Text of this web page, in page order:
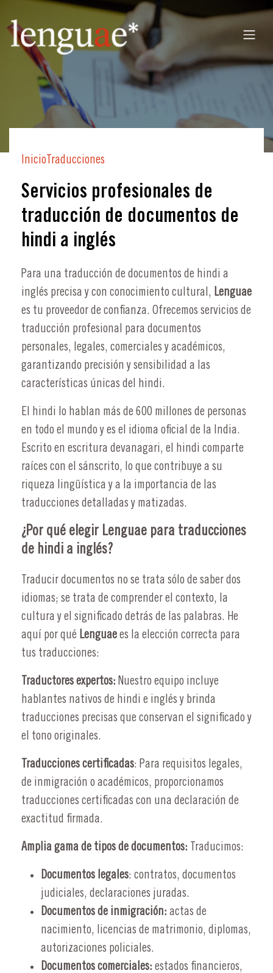
Inicio Traducciones
Servicios profesionales de
traducción de documentos de
hindi a inglés
Para una traducción de documentos de hindi a
inglés precisa y con conocimiento cultural, Lenguae
es tu proveedor de confianza. Ofrecemos servicios de
traducción profesional para documentos
personales, legales, comerciales y académicos,
garantizando precisión y sensibilidad a las
características únicas del hindi.
El hindi lo hablan más de 600 millones de personas
en todo el mundo y es el idioma oficial de la India.
Escrito en escritura devanagari, el hindi comparte
raíces con el sánscrito, lo que contribuye a su
riqueza lingüística y a la importancia de las
traducciones detalladas y matizadas.
¿Por qué elegir Lenguae para traducciones
de hindi a inglés?
Traducir documentos no se trata sólo de saber dos
idiomas; se trata de comprender el contexto, la
cultura y el significado detrás de las palabras. He
aquí por qué Lenguae es la elección correcta para
tus traducciones:
Traductores expertos: Nuestro equipo incluye
hablantes nativos de hindi e inglés y brinda
traducciones precisas que conservan el significado y
el tono originales.
Traducciones certificadas: Para requisitos legales,
de inmigración o académicos, proporcionamos
traducciones certificadas con una declaración de
exactitud firmada.
Amplia gama de tipos de documentos: Traducimos:
Documentos legales: contratos, documentos
judiciales, declaraciones juradas.
Documentos de inmigración: actas de
nacimiento, licencias de matrimonio, diplomas,
autorizaciones policiales.
Documentos comerciales: estados financieros,